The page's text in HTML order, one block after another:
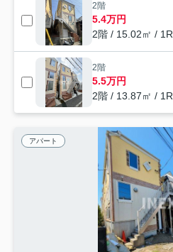
2階
5.4万円
2階 / 15.02㎡ / 1R
2階
5.5万円
2階 / 13.87㎡ / 1R
アパート